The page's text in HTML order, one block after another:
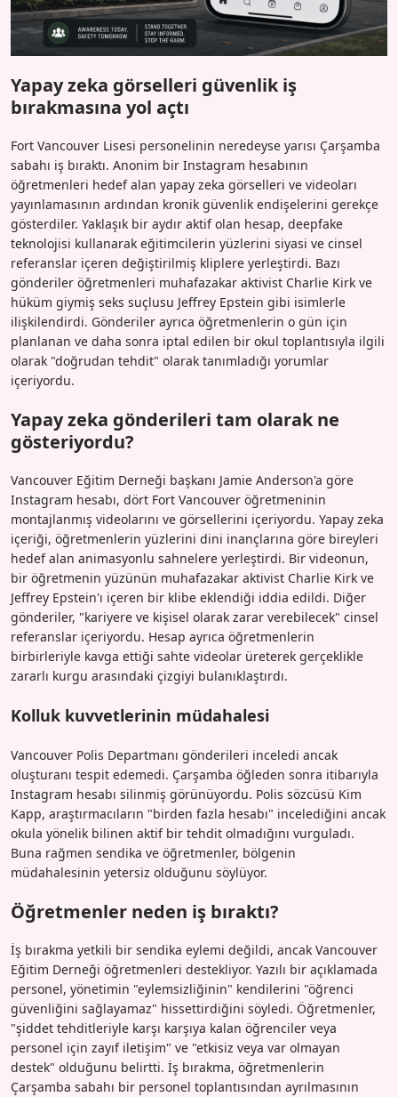
Yapay zeka görselleri güvenlik iş
bırakmasına yol açtı
Fort Vancouver Lisesi personelinin neredeyse yarısı Çarşamba
sabahı iş bıraktı. Anonim bir Instagram hesabının
öğretmenleri hedef alan yapay zeka görselleri ve videoları
yayınlamasının ardından kronik güvenlik endişelerini gerekçe
gösterdiler. Yaklaşık bir aydır aktif olan hesap, deepfake
teknolojisi kullanarak eğitimcilerin yüzlerini siyasi ve cinsel
referanslar içeren değiştirilmiş kliplere yerleştirdi. Bazı
gönderiler öğretmenleri muhafazakar aktivist Charlie Kirk ve
hüküm giymiş seks suçlusu Jeffrey Epstein gibi isimlerle
ilişkilendirdi. Gönderiler ayrıca öğretmenlerin o gün için
planlanan ve daha sonra iptal edilen bir okul toplantısıyla ilgili
olarak "doğrudan tehdit" olarak tanımladığı yorumlar
içeriyordu.
Yapay zeka gönderileri tam olarak ne
gösteriyordu?
Vancouver Eğitim Derneği başkanı Jamie Anderson'a göre
Instagram hesabı, dört Fort Vancouver öğretmeninin
montajlanmış videolarını ve görsellerini içeriyordu. Yapay zeka
içeriği, öğretmenlerin yüzlerini dini inançlarına göre bireyleri
hedef alan animasyonlu sahnelere yerleştirdi. Bir videonun,
bir öğretmenin yüzünün muhafazakar aktivist Charlie Kirk ve
Jeffrey Epstein'ı içeren bir klibe eklendiği iddia edildi. Diğer
gönderiler, "kariyere ve kişisel olarak zarar verebilecek" cinsel
referanslar içeriyordu. Hesap ayrıca öğretmenlerin
birbirleriyle kavga ettiği sahte videolar üreterek gerçeklikle
zararlı kurgu arasındaki çizgiyi bulanıklaştırdı.
Kolluk kuvvetlerinin müdahalesi
Vancouver Polis Departmanı gönderileri inceledi ancak
oluşturanı tespit edemedi. Çarşamba öğleden sonra itibarıyla
Instagram hesabı silinmiş görünüyordu. Polis sözcüsü Kim
Kapp, araştırmacıların "birden fazla hesabı" incelediğini ancak
okula yönelik bilinen aktif bir tehdit olmadığını vurguladı.
Buna rağmen sendika ve öğretmenler, bölgenin
müdahalesinin yetersiz olduğunu söylüyor.
Öğretmenler neden iş bıraktı?
İş bırakma yetkili bir sendika eylemi değildi, ancak Vancouver
Eğitim Derneği öğretmenleri destekliyor. Yazılı bir açıklamada
personel, yönetimin "eylemsizliğinin" kendilerini "öğrenci
güvenliğini sağlayamaz" hissettirdiğini söyledi. Öğretmenler,
"şiddet tehditleriyle karşı karşıya kalan öğrenciler veya
personel için zayıf iletişim" ve "etkisiz veya var olmayan
destek" olduğunu belirtti. İş bırakma, öğretmenlerin
Çarşamba sabahı bir personel toplantısından ayrılmasının